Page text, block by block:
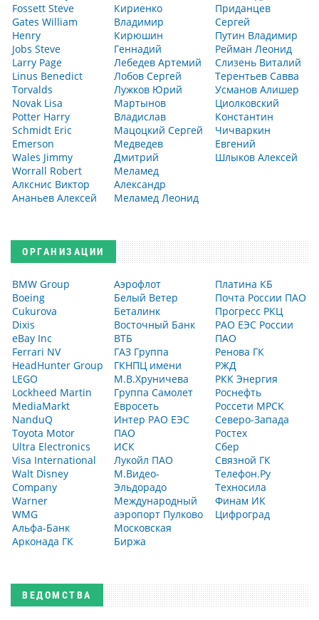
Fossett Steve
Gates William
Henry
Jobs Steve
Larry Page
Linus Benedict
Torvalds
Novak Lisa
Potter Harry
Schmidt Eric
Emerson
Wales Jimmy
Worrall Robert
Алкснис Виктор
Ананьев Алексей
Кириенко
Владимир
Кирюшин
Геннадий
Лебедев Артемий
Лобов Сергей
Лужков Юрий
Мартынов
Владислав
Мацоцкий Сергей
Медведев
Дмитрий
Меламед
Александр
Меламед Леонид
Приданцев
Сергей
Путин Владимир
Рейман Леонид
Слизень Виталий
Терентьев Савва
Усманов Алишер
Циолковский
Константин
Чичваркин
Евгений
Шлыков Алексей
ОРГАНИЗАЦИИ
BMW Group
Boeing
Cukurova
Dixis
eBay Inc
Ferrari NV
HeadHunter Group
LEGO
Lockheed Martin
MediaMarkt
NanduQ
Toyota Motor
Ultra Electronics
Visa International
Walt Disney
Company
Warner
WMG
Альфа-Банк
Арконада ГК
Аэрофлот
Белый Ветер
Беталинк
Восточный Банк
ВТБ
ГАЗ Группа
ГКНПЦ имени
М.В.Хруничева
Группа Самолет
Евросеть
Интер РАО ЕЭС
ПАО
ИСК
Лукойл ПАО
М.Видео-
Эльдорадо
Международный
аэропорт Пулково
Московская
Биржа
Платина КБ
Почта России ПАО
Прогресс РКЦ
РАО ЕЭС России
ПАО
Ренова ГК
РЖД
РКК Энергия
Роснефть
Россети МРСК
Северо-Запада
Ростех
Сбер
Связной ГК
Телефон.Ру
Техносила
Финам ИК
Цифроград
ВЕДОМСТВА